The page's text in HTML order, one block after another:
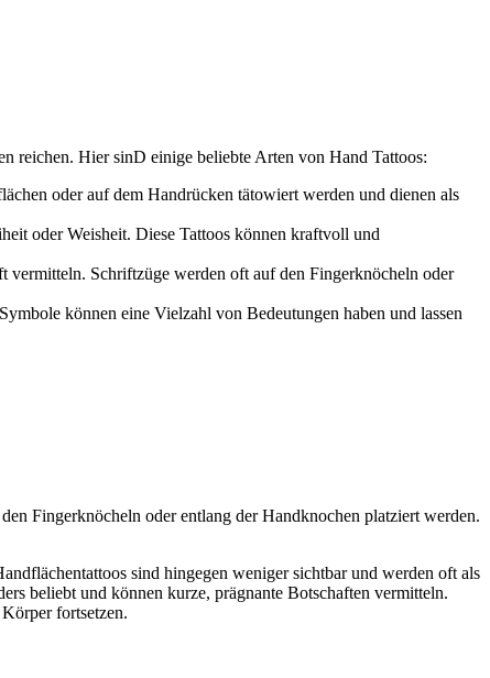
reichen. Hier sinD einige beliebte Arten von Hand Tattoos:
oder auf dem Handrücken tätowiert werden und dienen als
oder Weisheit. Diese Tattoos können kraftvoll und
vermitteln. Schriftzüge werden oft auf den Fingerknöcheln oder
können eine Vielzahl von Bedeutungen haben und lassen
Fingerknöcheln oder entlang der Handknochen platziert werden.
sind hingegen weniger sichtbar und werden oft als
beliebt und können kurze, prägnante Botschaften vermitteln.
fortsetzen.